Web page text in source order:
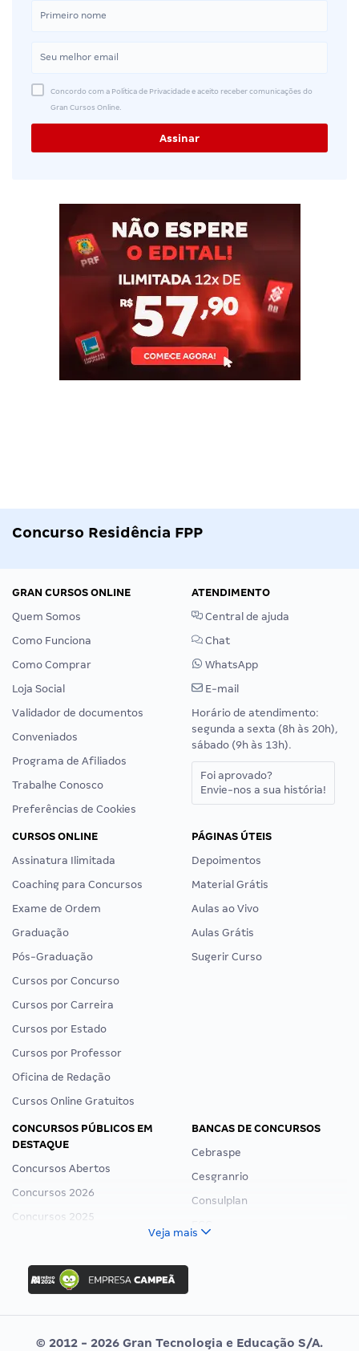
Concordo com a Política de Privacidade e aceito receber comunicações do
Gran Cursos Online.
Concurso Residência FPP
GRAN CURSOS ONLINE
Quem Somos
Como Funciona
Como Comprar
Loja Social
Validador de documentos
Conveniados
Programa de Afiliados
Trabalhe Conosco
Preferências de Cookies
ATENDIMENTO
Central de ajuda
Chat
WhatsApp
E-mail
Horário de atendimento:
segunda a sexta (8h às 20h),
sábado (9h às 13h).
Foi aprovado?
Envie-nos a sua história!
CURSOS ONLINE
Assinatura Ilimitada
Coaching para Concursos
Exame de Ordem
Graduação
Pós-Graduação
Cursos por Concurso
Cursos por Carreira
Cursos por Estado
Cursos por Professor
Oficina de Redação
Cursos Online Gratuitos
PÁGINAS ÚTEIS
Depoimentos
Material Grátis
Aulas ao Vivo
Aulas Grátis
Sugerir Curso
CONCURSOS PÚBLICOS EM
DESTAQUE
Concursos Abertos
Concursos 2026
Concursos 2025
Concurso Nacional Unificado
Concurso Ibama
Concurso MPU
Editais publicados
BANCAS DE CONCURSOS
Cebraspe
Cesgranrio
Consulplan
Vunesp
Veja mais
© 2012 - 2026 Gran Tecnologia e Educação S/A.